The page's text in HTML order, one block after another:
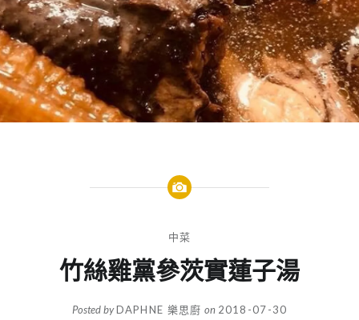
中菜
竹絲雞黨參茨實蓮子湯
Posted byDAPHNE 樂思廚 on 2018-07-30